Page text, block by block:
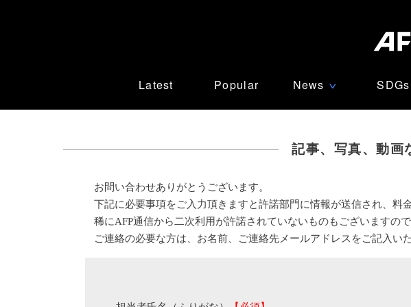
Latest Popular News ∨ SDGs
記事、写真、動画
お問い合わせありがとうございます。
下記に必要事項をご入力頂きますと許諾部門に情報が送信され、料
稀にAFP通信から二次利用が許諾されていないものもございますので
ご連絡の必要な方は、お名前、ご連絡先メールアドレスをご記入い